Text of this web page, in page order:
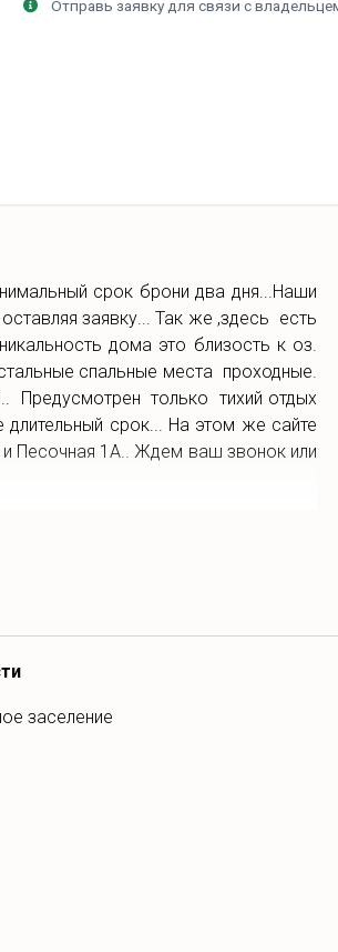
Отправь заявку для связи с
срок брони два дня...Наши
заявку... Так же ,здесь есть
дома это близость к оз.
спальные места проходные.
Предусмотрен только тихий отдых
срок... На этом же сайте
Песочная 1А.. Ждем ваш звонок или
заселение